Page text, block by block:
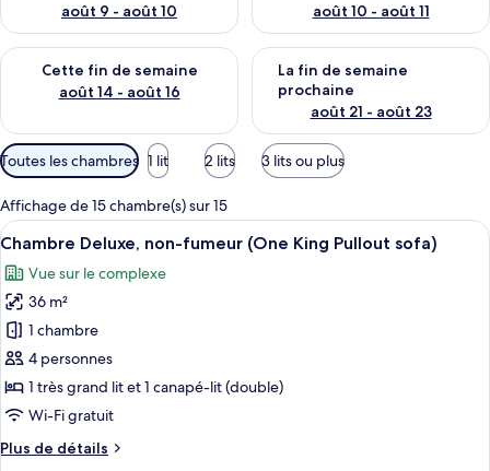
août 9 - août 10
août 10 - août 11
Cette fin de semaine
août 14 - août 16
Vérifier la disponibilité pour cette fin de semaine août 14 -
La fin de semaine
prochaine
août 21 - août 23
Vérifier la disponibilité pour
Filtres
disponibles
pour
les
chambres
Toutes les chambres 1 lit 2 lits 3 lits ou plus
Affichage de 15 chambre(s) sur 15
Afficher
toutes
les
photos
pour
ce
type
de
chambre :
Chambre
Une chambre d’hôtel moderne
7
Chambre Deluxe, non-fumeur (One King Pullout sofa)
Vue sur le complexe
36 m²
1 chambre
4 personnes
1 très grand lit et 1 canapé-lit (double)
Wi-Fi gratuit
Plus de détails
Plus